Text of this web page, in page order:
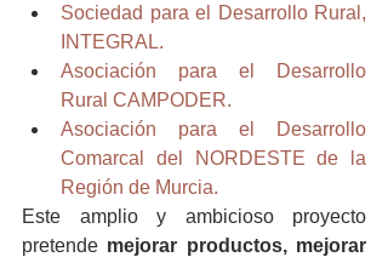
Sociedad para el Desarrollo Rural,
INTEGRAL.
Asociación para el Desarrollo
Rural CAMPODER.
Asociación para el Desarrollo
Comarcal del NORDESTE de la
Región de Murcia.
Este amplio y ambicioso proyecto
pretende mejorar productos, mejorar